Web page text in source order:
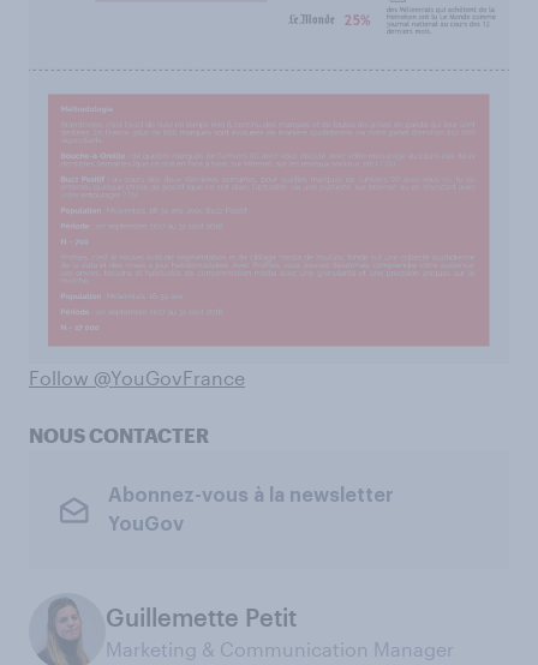
Follow @YouGovFrance
NOUS CONTACTER
Abonnez-vous à la newsletter
YouGov
Guillemette Petit
Marketing & Communication Manager